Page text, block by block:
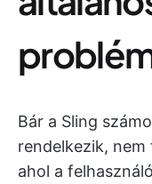
Bár a Sling
rendelkezik,
ahol a